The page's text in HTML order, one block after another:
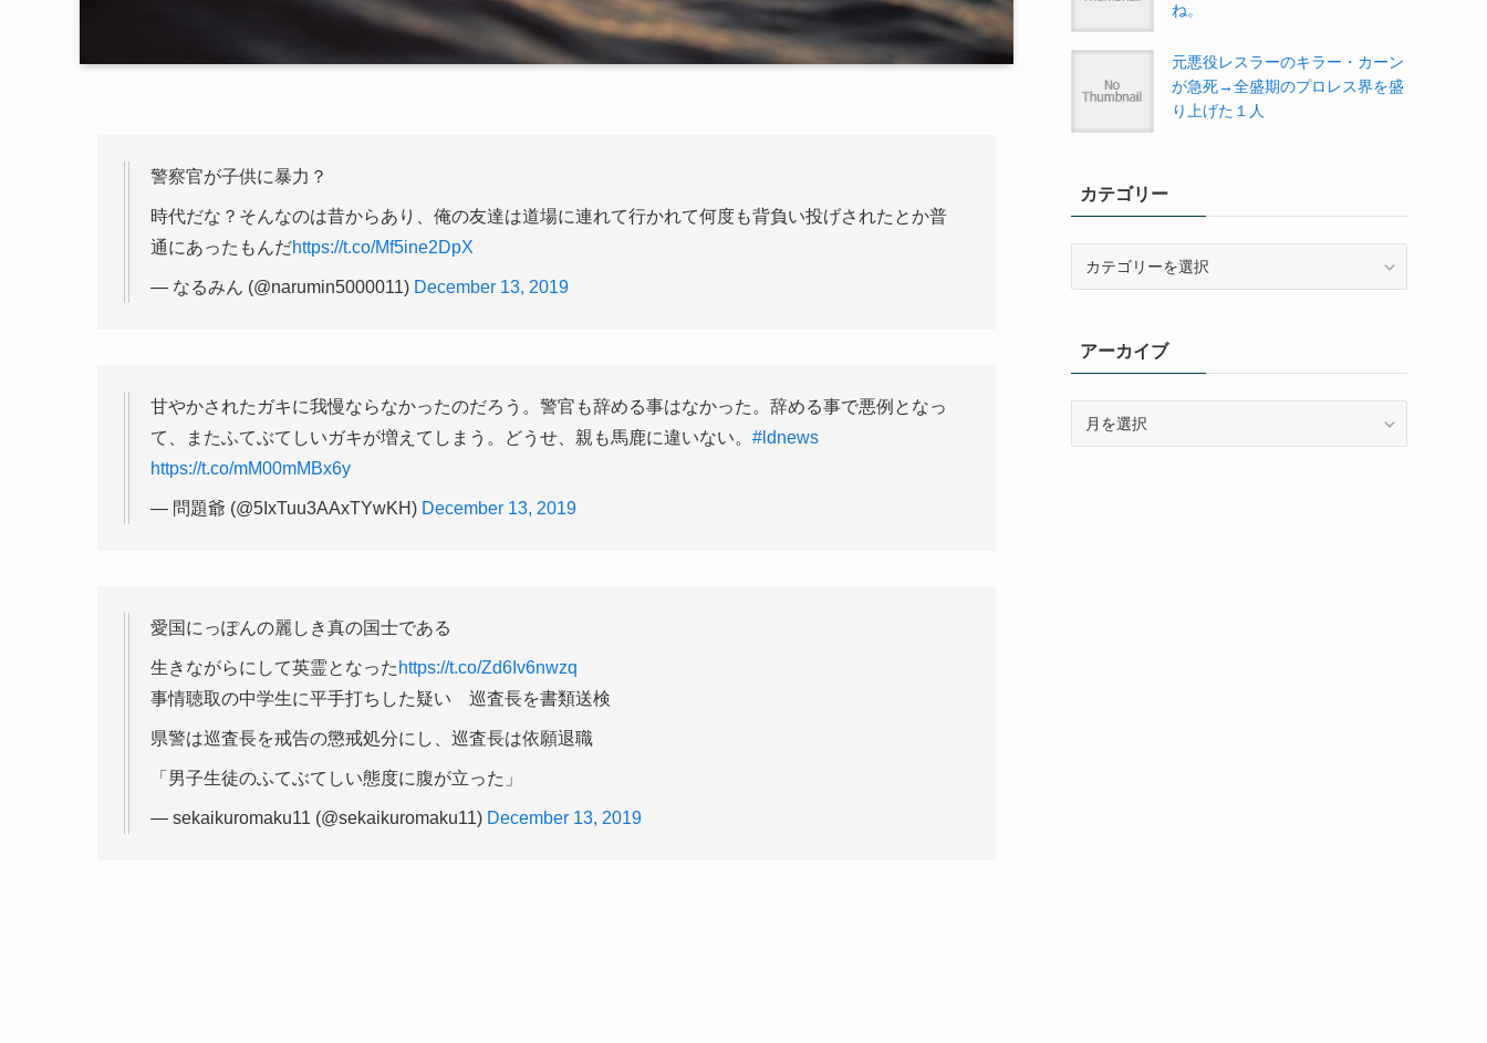
警察官が子供に暴力？
時代だな？そんなのは昔からあり、俺の友達は道場に連れて行かれて何度も背負い投げされたとか普
通にあったもんだhttps://t.co/Mf5ine2DpX
— なるみん (@narumin5000011) December 13, 2019
甘やかされたガキに我慢ならなかったのだろう。警官も辞める事はなかった。辞める事で悪例となっ
て、またふてぶてしいガキが増えてしまう。どうせ、親も馬鹿に違いない。 #ldnews
https://t.co/mM00mMBx6y
— 問題爺 (@5IxTuu3AAxTYwKH) December 13, 2019
愛国にっぽんの麗しき真の国士である
生きながらにして英霊となった https://t.co/Zd6Iv6nwzq
事情聴取の中学生に平手打ちした疑い 巡査長を書類送検
県警は巡査長を戒告の懲戒処分にし、巡査長は依願退職
「男子生徒のふてぶてしい態度に腹が立った」
— sekaikuromaku11 (@sekaikuromaku11) December 13, 2019
ね。
元悪役レスラーのキラー・カーン
が急死→全盛期のプロレス界を盛
り上げた１人
カテゴリー
ーアーカイブ